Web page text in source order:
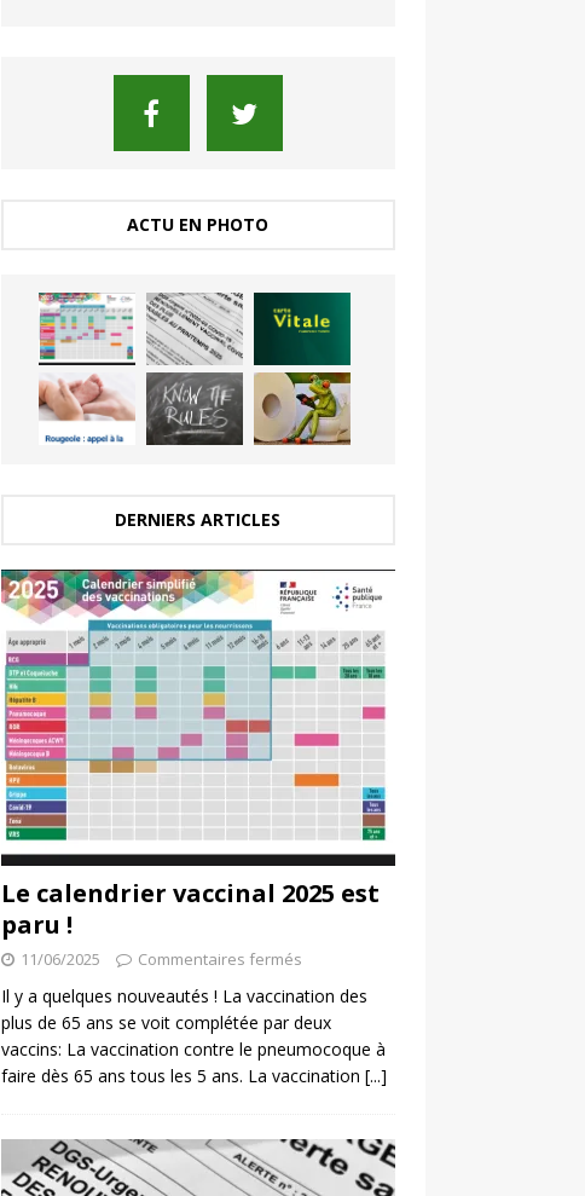
ACTU EN PHOTO
DERNIERS ARTICLES
Le calendrier vaccinal 2025 est
paru !
11/06/2025 Commentaires fermés
Il y a quelques nouveautés ! La vaccination des
plus de 65 ans se voit complétée par deux
vaccins: La vaccination contre le pneumocoque à
faire dès 65 ans tous les 5 ans. La vaccination [...]